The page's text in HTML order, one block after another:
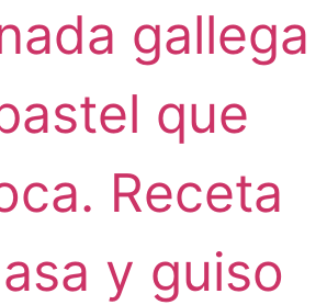
gallega
que
Receta
y guiso